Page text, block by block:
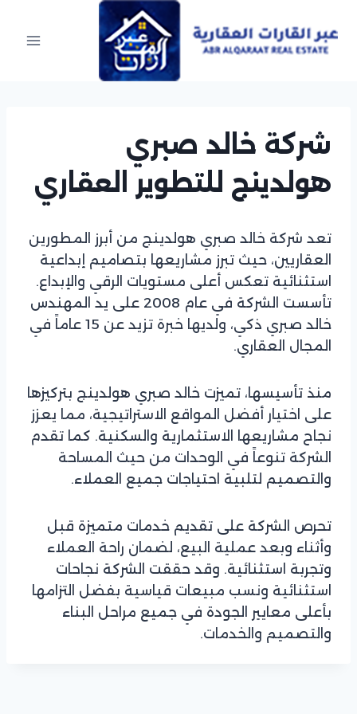
content
شركة خالد صبري
هولدينج للتطوير العقاري
تعد شركة خالد صبري هولدينج من أبرز المطورين
العقاريين، حيث تبرز مشاريعها بتصاميم إبداعية
استثنائية تعكس أعلى مستويات الرقي والإبداع.
تأسست الشركة في عام 2008 على يد المهندس
خالد صبري ذكي، ولديها خبرة تزيد عن 15 عاماً في
المجال العقاري.
منذ تأسيسها، تميزت خالد صبري هولدينج بتركيزها
على اختيار أفضل المواقع الاستراتيجية، مما يعزز
نجاح مشاريعها الاستثمارية والسكنية. كما تقدم
الشركة تنوعاً في الوحدات من حيث المساحة
والتصميم لتلبية احتياجات جميع العملاء.
تحرص الشركة على تقديم خدمات متميزة قبل
وأثناء وبعد عملية البيع، لضمان راحة العملاء
وتجربة استثنائية. وقد حققت الشركة نجاحات
استثنائية ونسب مبيعات قياسية بفضل التزامها
بأعلى معايير الجودة في جميع مراحل البناء
والتصميم والخدمات.